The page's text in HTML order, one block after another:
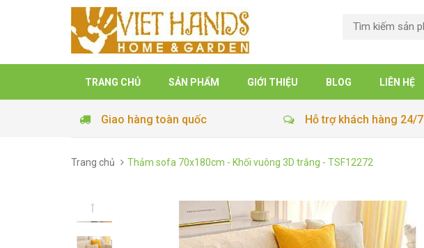
TRANG CHỦ SẢN PHẨM GIỚI THIỆU BLOG LIÊN HỆ
Giao hàng toàn quốc Hỗ trợ khách hàng 24/7
Trang chủ Thảm sofa 70x180cm - Khối vuông 3D trắng - TSF12272